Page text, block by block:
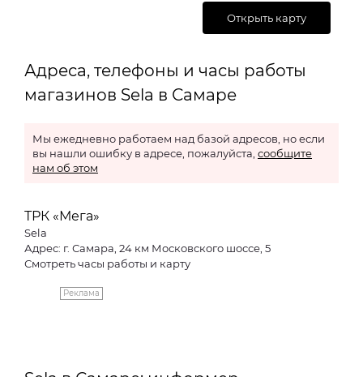
Открыть карту
Адреса, телефоны и часы работы
магазинов Sela в Самаре
Мы ежедневно работаем над базой адресов, но если
вы нашли ошибку в адресе, пожалуйста, сообщите
нам об этом
ТРК «Мега»
Sela
Адрес: г. Самара, 24 км Московского шоссе, 5
Смотреть часы работы и карту
Реклама